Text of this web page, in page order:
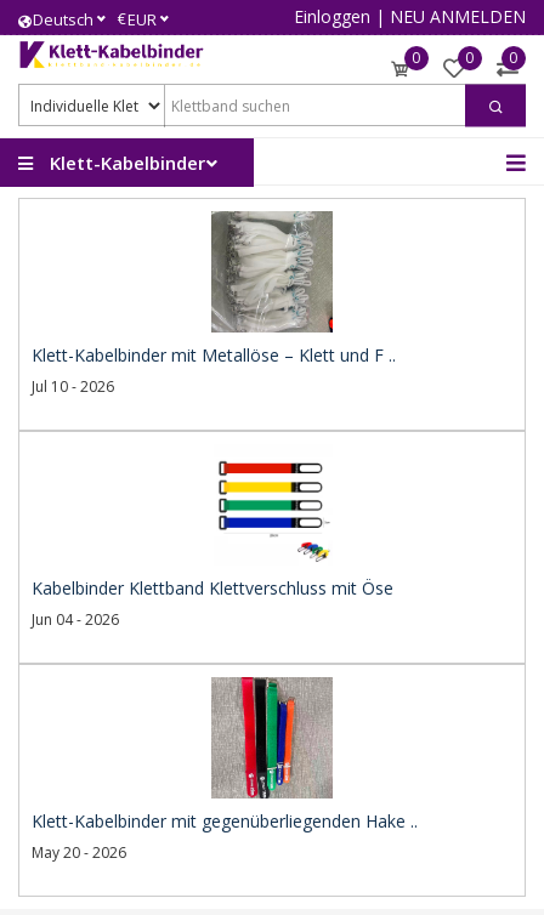
Deutsch €EUR Einloggen | NEU ANMELDEN
0 0 0
Klett-Kabelbinder
Klett-Kabelbinder mit Metallöse – Klett und F ..
Jul 10 - 2026
Kabelbinder Klettband Klettverschluss mit Öse
Jun 04 - 2026
Klett-Kabelbinder mit gegenüberliegenden Hake ..
May 20 - 2026